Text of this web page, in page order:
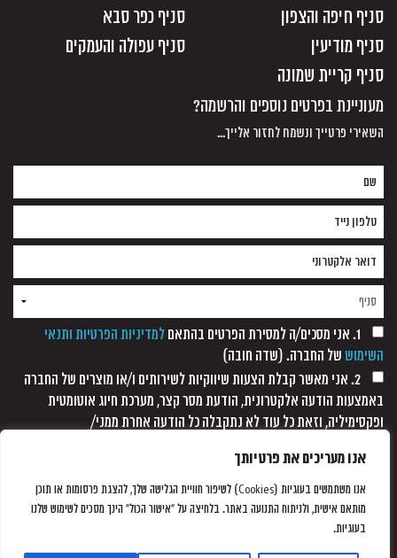
אנו מעריכים את פרטיותך
אנו משתמשים בעוגיות (Cookies) לשיפור חוויית הגלישה שלך, להצגת פרסומות או תוכן
מותאם אישית, ולניתוח התנועה באתר. בלחיצה על "אישור הכול" הינך מסכים לשימוש שלנו
בעוגיות.
סניף חיפה והצפון
סניף כפר סבא
סניף מודיעין
סניף עפולה והעמקים
סניף קריית שמונה
מעוניינת בפרטים נוספים והרשמה?
השאירי פרטייך ונשמח לחזור אלייך...
1. אני מסכים/ה למסירת הפרטים בהתאם
למדיניות הפרטיות ותנאי
השימוש של החברה. (שדה חובה)
2. אני מאשר קבלת הצעות שיווקיות לשירותים ו/או מוצרים של החברה
באמצעות הודעה אלקטרונית, הודעת מסר קצר, מערכת חיוג אוטומטית
ופקסימיליה, וזאת כל עוד לא נתקבלה כל הודעה אחרת ממני/